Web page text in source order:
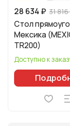
28 634 ₽ 31
Стол
Мексика
TR200)
Доступно к